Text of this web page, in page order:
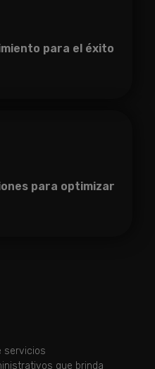
para el éxito
para optimizar
servicios
que brinda